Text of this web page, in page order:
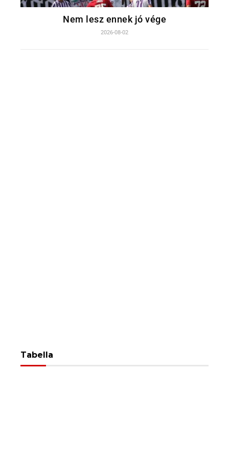
Nem lesz ennek jó vége
2026-08-02
Tabella